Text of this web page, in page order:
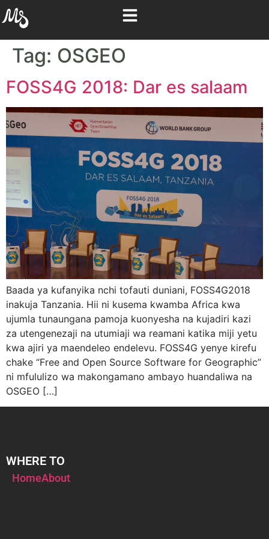
Tag: OSGEO
FOSS4G 2018: Dar es salaam
Baada ya kufanyika nchi tofauti duniani, FOSS4G2018
inakuja Tanzania. Hii ni kusema kwamba Africa kwa
ujumla tunaungana pamoja kuonyesha na kujadiri kazi
za utengenezaji na utumiaji wa reamani katika miji yetu
kwa ajiri ya maendeleo endelevu. FOSS4G yenye kirefu
chake “Free and Open Source Software for Geographic”
ni mfululizo wa makongamano ambayo huandaliwa na
OSGEO […]
WHERE TO
HomeAbout